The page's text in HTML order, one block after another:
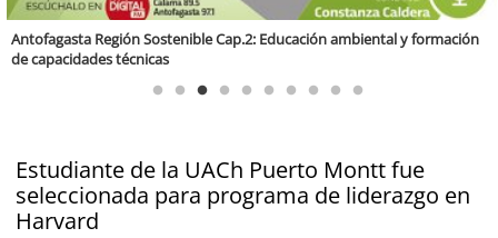
Valparaíso Región Sostenible Cap. 83: Calidad, ética y sostenibilidad
Estudiante de la UACh Puerto Montt fue
seleccionada para programa de liderazgo en
Harvard